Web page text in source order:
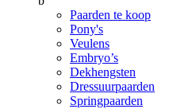
Paarden te koop
Pony's
Veulens
Embryo’s
Dekhengsten
Dressuurpaarden
Springpaarden